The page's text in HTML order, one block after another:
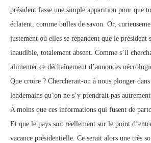
président fasse une simple apparition pour que
éclatent, comme bulles de savon. Or,
justement où elles se répandent que le
inaudible, totalement absent. Comme s’il
alimenter ce déchaînement d’annonces
Que croire ? Chercherait-on à nous plonger
lendemains qu’on ne s’y prendrait pas
A moins que ces informations qui fusent de
Et que le pays soit réellement sur le point
vacance présidentielle. Ce serait alors une très